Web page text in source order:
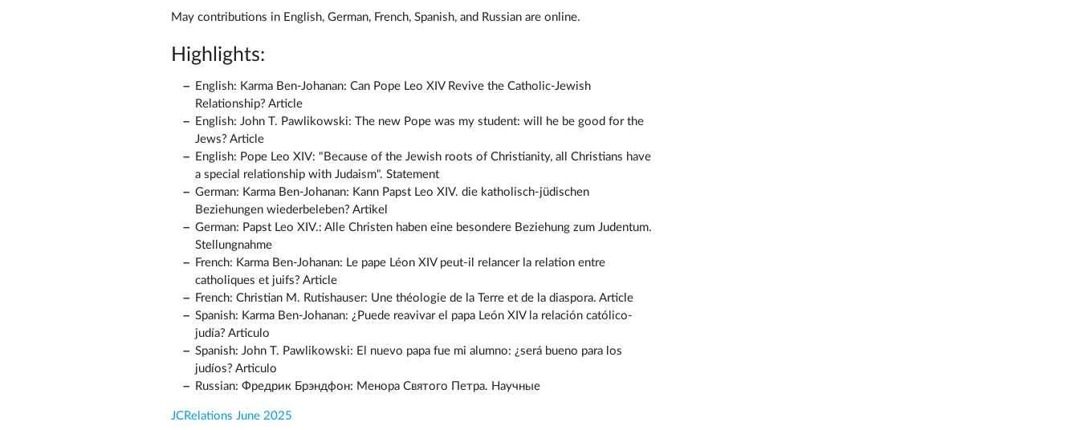
May contributions in English, German, French, Spanish, and Russian are online.
Highlights:
English: Karma Ben-Johanan: Can Pope Leo XIV Revive the Catholic-Jewish
Relationship? Article
English: John T. Pawlikowski: The new Pope was my student: will he be good for the
Jews? Article
English: Pope Leo XIV: "Because of the Jewish roots of Christianity, all Christians have
a special relationship with Judaism". Statement
German: Karma Ben-Johanan: Kann Papst Leo XIV. die katholisch-jüdischen
Beziehungen wiederbeleben? Artikel
German: Papst Leo XIV.: Alle Christen haben eine besondere Beziehung zum Judentum.
Stellungnahme
French: Karma Ben-Johanan: Le pape Léon XIV peut-il relancer la relation entre
catholiques et juifs? Article
French: Christian M. Rutishauser: Une théologie de la Terre et de la diaspora. Article
Spanish: Karma Ben-Johanan: ¿Puede reavivar el papa León XIV la relación católico-
judía? Articulo
Spanish: John T. Pawlikowski: El nuevo papa fue mi alumno: ¿será bueno para los
judíos? Articulo
Russian: Фредрик Брэндфон: Менора Святого Петра. Научные
JCRelations June 2025